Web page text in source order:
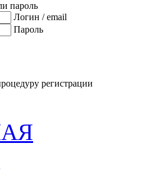
пароль
Логин / email
Пароль
регистрации